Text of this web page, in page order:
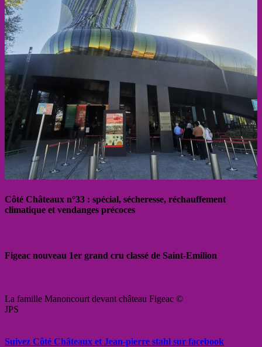
Côté Châteaux n°33 : spécial, sécheresse, réchauffement
climatique et vendanges précoces
Figeac nouveau 1er grand cru classé de Saint-Emilion
La famille Manoncourt devant château Figeac ©
JPS
Suivez Côté Châteaux et Jean-pierre stahl sur facebook